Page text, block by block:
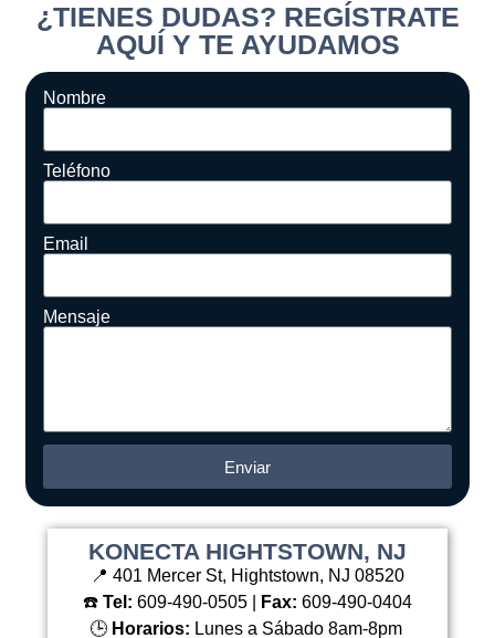
¿TIENES DUDAS? REGÍSTRATE
AQUÍ Y TE AYUDAMOS
Nombre
Teléfono
Email
Mensaje
Enviar
Alternative:
KONECTA HIGHTSTOWN, NJ
📍 401 Mercer St, Hightstown, NJ 08520
☎️ Tel: 609-490-0505 | Fax: 609-490-0404
🕒 Horarios: Lunes a Sábado 8am-8pm